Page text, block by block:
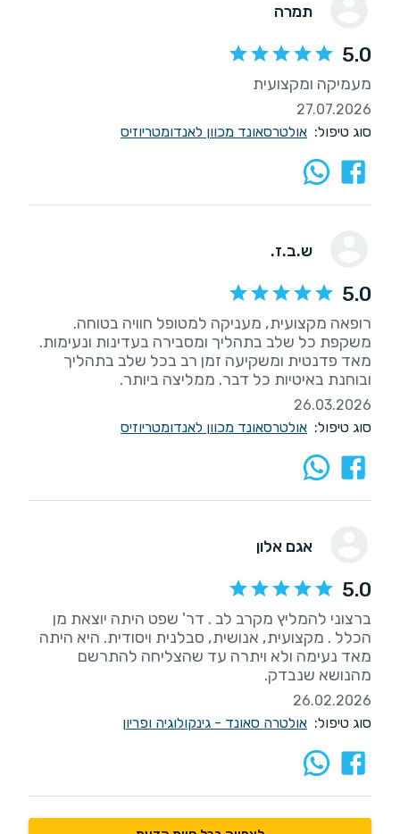
תמרה
5.0
מעמיקה ומקצועית
27.07.2026
סוג טיפול: אולטרסאונד מכוון לאנדומטריוזיס
ש.ב.ז.
5.0
רופאה מקצועית, מעניקה למטופל חוויה בטוחה.
משקפת כל שלב בתהליך ומסבירה בעדינות ונעימות.
מאד פדנטית ומשקיעה זמן רב בכל שלב בתהליך
ובוחנת באיטיות כל דבר. ממליצה ביותר.
26.03.2026
סוג טיפול: אולטרסאונד מכוון לאנדומטריוזיס
אגם אלון
5.0
ברצוני להמליץ מקרב לב . דר' שפט היתה יוצאת מן
הכלל . מקצועית, אנושית, סבלנית ויסודית. היא היתה
מאד נעימה ולא ויתרה עד שהצליחה להתרשם
מהנושא שנבדק.
26.02.2026
סוג טיפול: אולטרה סאונד - גינקולוגיה ופריון